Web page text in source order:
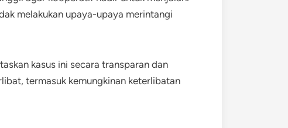
melakukan upaya-upaya merintangi
kasus ini secara transparan dan
termasuk kemungkinan keterlibatan